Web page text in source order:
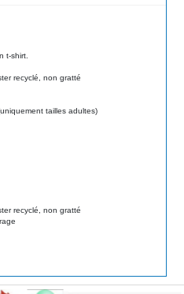
t-shirt.
recyclé, non gratté
tailles adultes)
recyclé, non gratté